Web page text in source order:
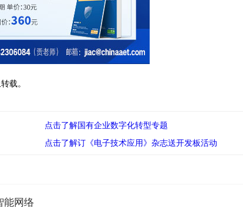
载。
点击了解国有企业数字化转型专题
点击了解订《电子技术应用》杂志送开发板活动
能网络